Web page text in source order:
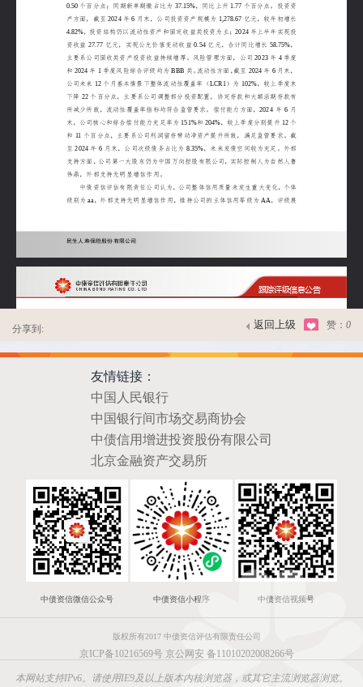
分享到: 返回上级 赞： 0
友情链接：
中国人民银行
中国银行间市场交易商协会
中债信用增进投资股份有限公司
北京金融资产交易所
中债资信微信公众号 中债资信小程序 中债资信视频号
版权所有2017 中债资信评估有限责任公司
京ICP备10216569号 京公网安 备11010202008266号
本网站支持IPv6。请使用IE9及以上版本内核浏览器，或其它主流浏览器浏览。